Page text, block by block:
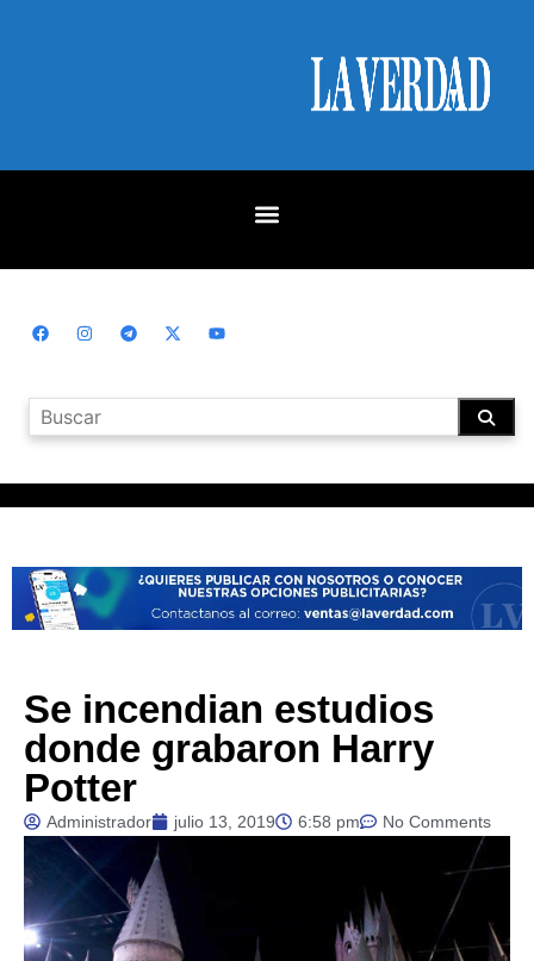
Se incendian estudios
donde grabaron Harry
Potter
Administrador julio 13, 2019 6:58 pm No Comments